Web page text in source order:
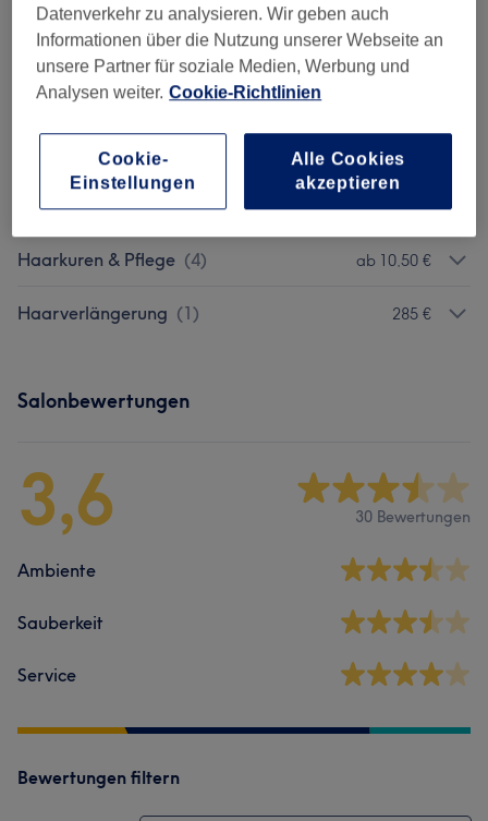
Damen - Farbe & Coloration (7) ab 35 €
Herren - Haarschnitte & Stylings (7)
Herren - Farbe & Grauhaarkaschierung (2) ab 50 €
Kinder - Haarschnitte & Stylings (2) 20,50 €
Haarkuren & Pflege (4) ab 10,50 €
Haarverlängerung (1) 285 €
Salonbewertungen
3,6 30 Bewertungen
Ambiente
Sauberkeit
Service
Bewertungen filtern
Datenverkehr zu analysieren. Wir geben auch
Informationen über die Nutzung unserer Webseite an
unsere Partner für soziale Medien, Werbung und
Analysen weiter. Cookie-Richtlinien
Cookie-
Einstellungen
Alle Cookies
akzeptieren